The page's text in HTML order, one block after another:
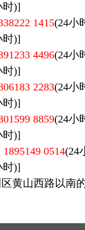
时)]
1415(24
时)]
4496(24
时)]
2283(24
时)]
8859(24
时)]
1895149 0514
时)]
山西路以南的